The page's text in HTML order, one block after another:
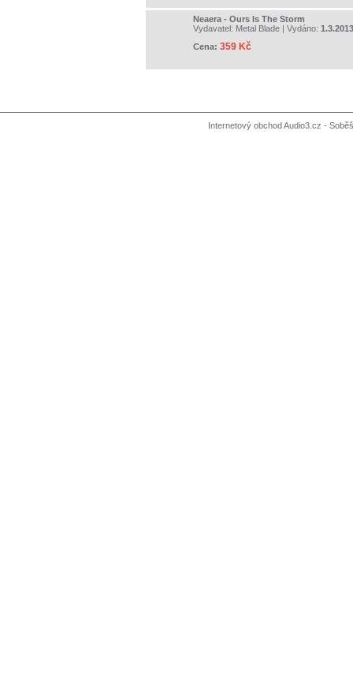
Neaera - Ours Is The Storm
Vydavatel: Metal Blade | Vydáno: 1.3.2013
Cena: 359 Kč
Internetový obchod Audio3.cz -